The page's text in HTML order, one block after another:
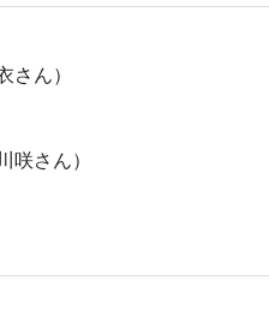
ん）
さん）